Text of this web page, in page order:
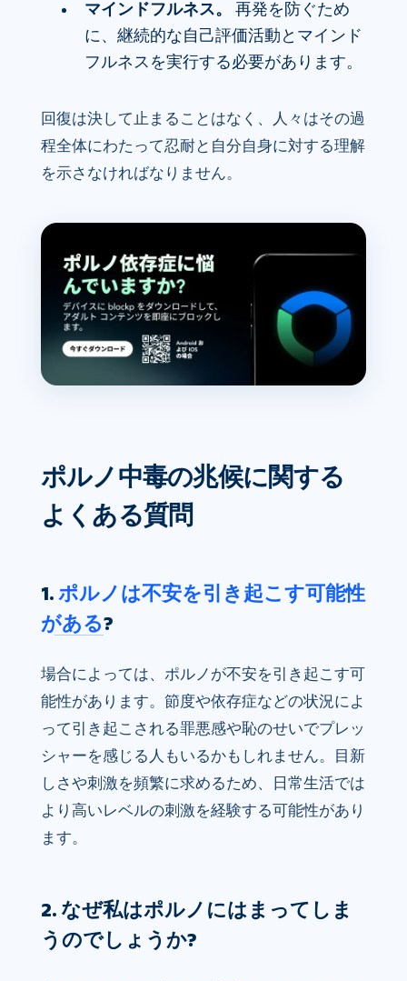
マインドフルネス。 再発を防ぐため
に、継続的な自己評価活動とマインド
フルネスを実行する必要があります。
回復は決して止まることはなく、人々はその過
程全体にわたって忍耐と自分自身に対する理解
を示さなければなりません。
ポルノ中毒の兆候に関する
よくある質問
1. ポルノは不安を引き起こす可能性
がある?
場合によっては、ポルノが不安を引き起こす可
能性があります。節度や依存症などの状況によ
って引き起こされる罪悪感や恥のせいでプレッ
シャーを感じる人もいるかもしれません。目新
しさや刺激を頻繁に求めるため、日常生活では
より高いレベルの刺激を経験する可能性があり
ます。
2. なぜ私はポルノにはまってしま
うのでしょうか?